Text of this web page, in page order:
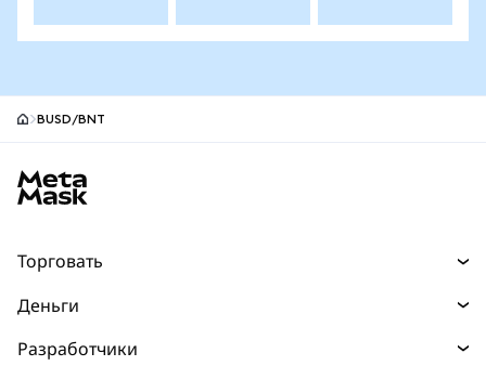
BUSD/BNT
Торговать
Прогнозы
Деньги
Разработчики